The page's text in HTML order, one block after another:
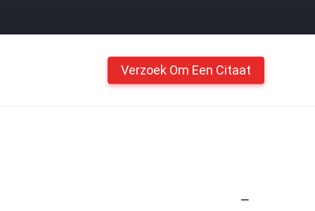
Verzoek Om Een Citaat